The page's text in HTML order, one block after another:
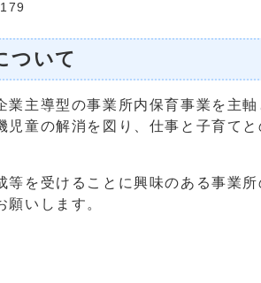
ついて
主導型の事業所内保育事業を主
児童の解消を図り、仕事と子育て
を受けることに興味のある事業
いします。